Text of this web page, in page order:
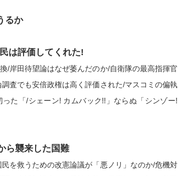
るか
は評価してくれた!
/岸田待望論はなぜ萎んだのか/自衛隊の最高指揮官
査でも安倍政権は高く評価された/マスコミの偏執
た「/シェーン! カムバック!!」ならぬ「シンゾー!
ら襲来した国難
を救うための改憲論議が「悪ノリ」なのか/危機対